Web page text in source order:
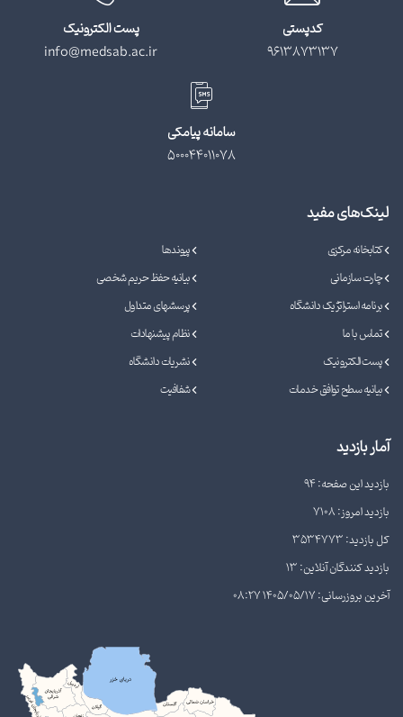
کدپستی
9613873137
پست الکترونیک
info@medsab.ac.ir
سامانه پیامکی
500044011078
لینک‌های مفید
کتابخانه مرکزی
پیوندها
چارت سازمانی
بیانیه حفظ حریم شخصی
برنامه استراتژیک دانشگاه
پرسشهای متداول
تماس با ما
نظام پیشنهادات
پست الکترونیک
نشریات دانشگاه
بیانیه سطح توافق خدمات
شفافیت
آمار بازدید
بازدید این صفحه: 94
بازدید امروز: 7108
کل بازدید: 3534773
بازدید کنندگان آنلاین: 13
آخرین بروزرسانی: 1405/05/17 08:27